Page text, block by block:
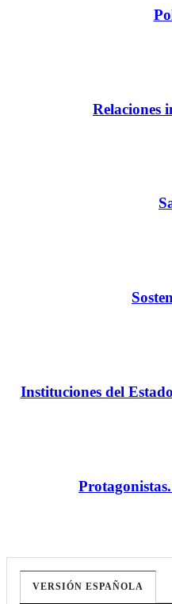
Relaciones
Instituciones del
VERSIÓN ESPAÑOLA